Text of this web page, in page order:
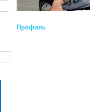
Профиль